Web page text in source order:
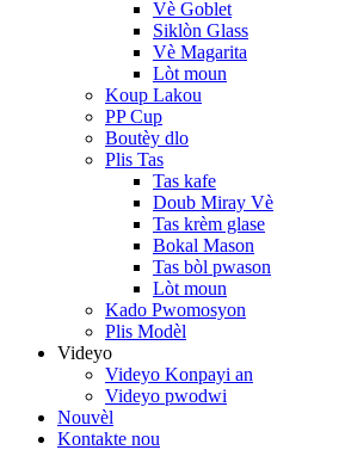
Vè Goblet
Siklòn Glass
Vè Magarita
Lòt moun
Koup Lakou
PP Cup
Boutèy dlo
Plis Tas
Tas kafe
Doub Miray Vè
Tas krèm glase
Bokal Mason
Tas bòl pwason
Lòt moun
Kado Pwomosyon
Plis Modèl
Videyo
Videyo Konpayi an
Videyo pwodwi
Nouvèl
Kontakte nou